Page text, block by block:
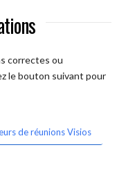
correctes ou
le bouton suivant pour
de réunions Visios